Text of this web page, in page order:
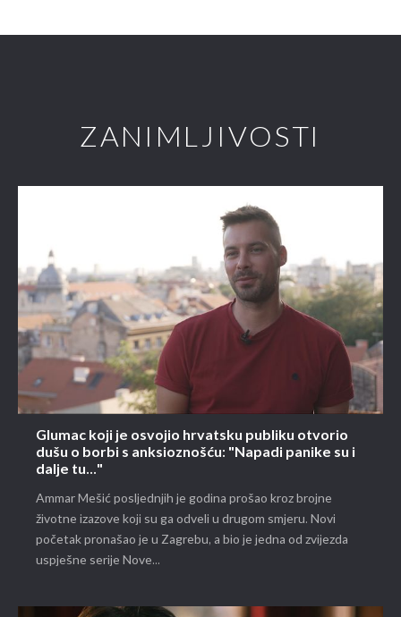
ZANIMLJIVOSTI
Glumac koji je osvojio hrvatsku publiku otvorio
dušu o borbi s anksioznošću: "Napadi panike su i
dalje tu..."
Ammar Mešić posljednjih je godina prošao kroz brojne
životne izazove koji su ga odveli u drugom smjeru. Novi
početak pronašao je u Zagrebu, a bio je jedna od zvijezda
uspješne serije Nove...